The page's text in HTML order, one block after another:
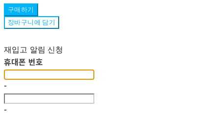
구매하기
장바구니에 담기
재입고 알림 신청
휴대폰 번호
-
-